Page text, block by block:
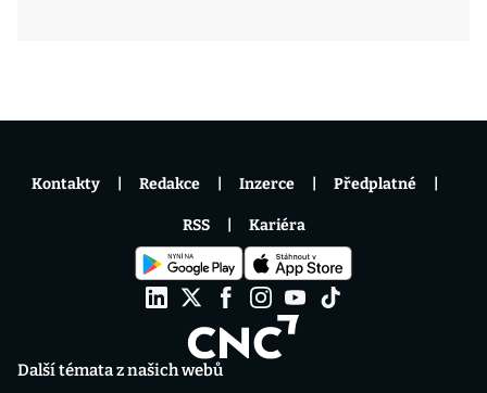
Další témata z našich webů
Kontakty Redakce Inzerce Předplatné
RSS Kariéra